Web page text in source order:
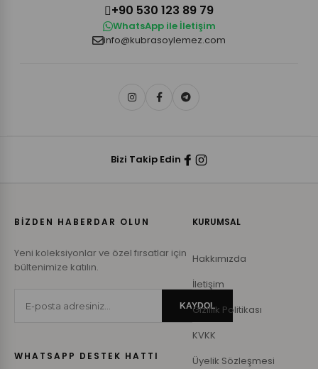
+90 530 123 89 79
WhatsApp ile İletişim
info@kubrasoylemez.com
Bizi Takip Edin
BİZDEN HABERDAR OLUN
Yeni koleksiyonlar ve özel fırsatlar için
bültenimize katılın.
KAYDOL
WHATSAPP DESTEK HATTI
KURUMSAL
Hakkımızda
İletişim
Gizlilik Politikası
KVKK
Üyelik Sözleşmesi